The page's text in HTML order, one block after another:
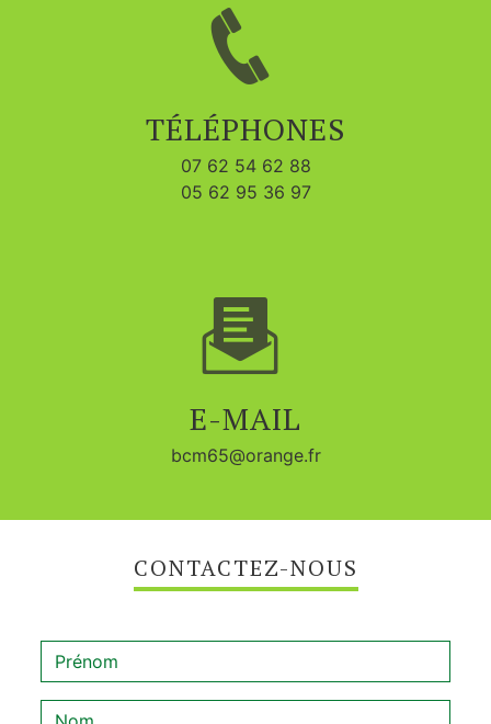
TÉLÉPHONES
07 62 54 62 88
05 62 95 36 97
E-MAIL
bcm65@orange.fr
CONTACTEZ-NOUS